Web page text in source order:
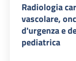
Radiologia
vascolare,
d'urgenza e
pediatrica